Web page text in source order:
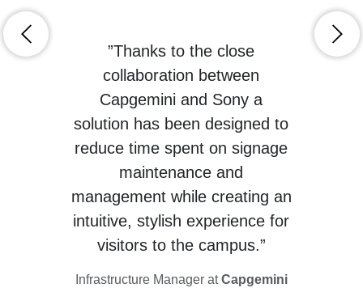
”Thanks to the close
collaboration between
Capgemini and Sony a
solution has been designed to
reduce time spent on signage
maintenance and
management while creating an
intuitive, stylish experience for
visitors to the campus.”
Infrastructure Manager at Capgemini